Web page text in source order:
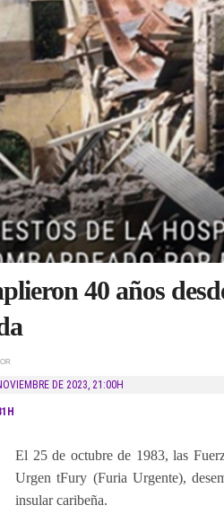
40 años
DE 2023, 21:00H
El 25 de octubre de 1983, las
Urgen tFury (Furia Urgente),
insular caribeña.